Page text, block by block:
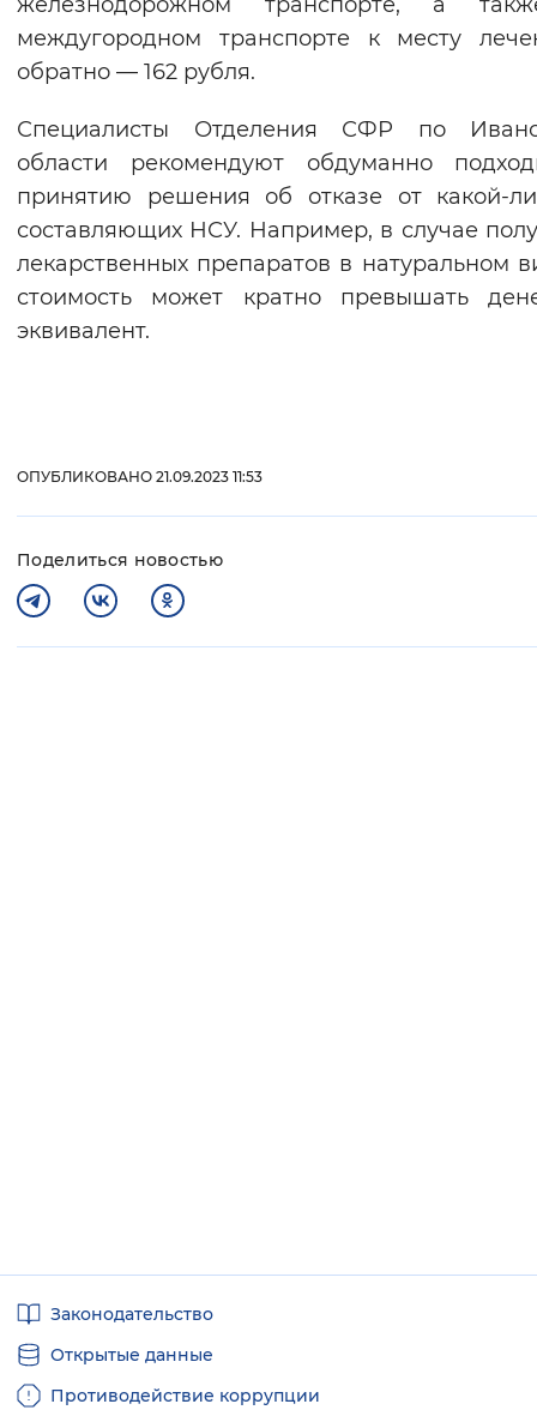
междугородном транспорте к месту
обратно — 162 рубля.
Специалисты Отделения СФР по
области рекомендуют обдуманно
принятию решения об отказе от какой-
составляющих НСУ. Например, в случае
лекарственных препаратов в натуральном
стоимость может кратно превышать
эквивалент.
ОПУБЛИКОВАНО 21.09.2023 11:53
Поделиться новостью
ссылкиЗаконодательство
Открытые данные
Противодействие коррупции